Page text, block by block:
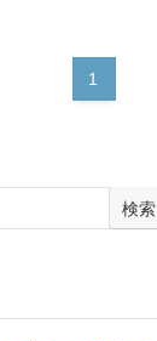
1
検索